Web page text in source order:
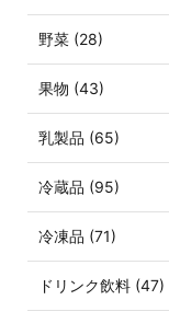
野菜 (28)
果物 (43)
乳製品 (65)
冷蔵品 (95)
冷凍品 (71)
ドリンク飲料 (47)